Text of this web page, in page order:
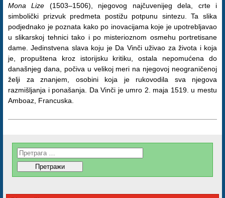
Mona Lize (1503–1506), njegovog najčuvenijeg dela, crte i
simbolički prizvuk predmeta postižu potpunu sintezu. Ta slika
podjednako je poznata kako po inovacijama koje je upotrebljavao
u slikarskoj tehnici tako i po misterioznom osmehu portretisane
dame. Jedinstvena slava koju je Da Vinči uživao za života i koja
je, propuštena kroz istorijsku kritiku, ostala nepomućena do
današnjeg dana, počiva u velikoj meri na njegovoj neograničenoj
želji za znanjem, osobini koja je rukovodila sva njegova
razmišljanja i ponašanja. Da Vinči je umro 2. maja 1519. u mestu
Amboaz, Francuska.